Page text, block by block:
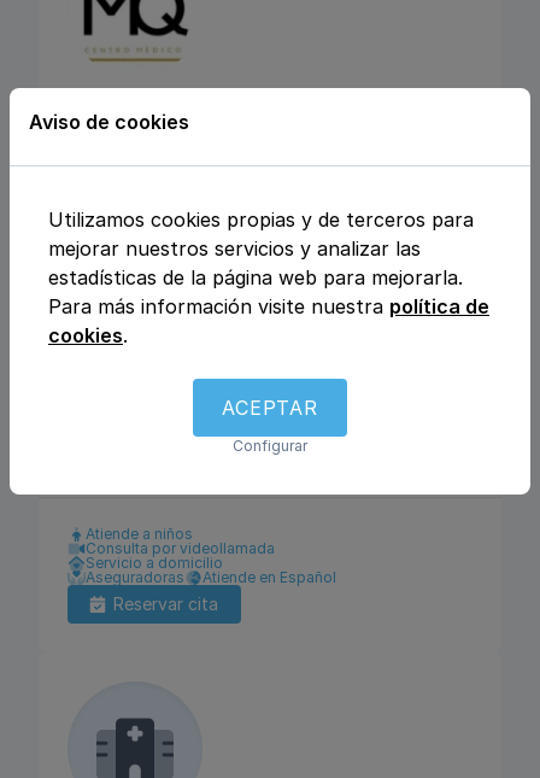
CENTRO MEDICO
MEDICLINIQUE
Calle Julio Rey Pastor nº6, 28702, San
Sebastián de los Reyes, Madrid
Análisis clínicos
Fisioterapia y rehabilitación
Enfermería
Psicología Pediatría
Atiende a niños
Consulta por videollamada
Servicio a domicilio
Aseguradoras
Atiende en Español
Reservar cita
Aviso de cookies
Utilizamos cookies propias y de terceros para
mejorar nuestros servicios y analizar las
estadísticas de la página web para mejorarla.
Para más información visite nuestra política de
cookies.
ACEPTAR
Configurar